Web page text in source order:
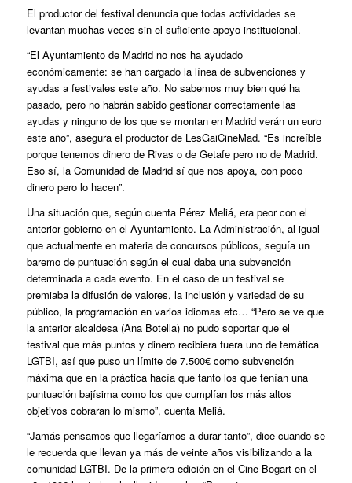
El productor del festival denuncia que todas actividades se
levantan muchas veces sin el suficiente apoyo institucional.
“El Ayuntamiento de Madrid no nos ha ayudado
económicamente: se han cargado la línea de subvenciones y
ayudas a festivales este año. No sabemos muy bien qué ha
pasado, pero no habrán sabido gestionar correctamente las
ayudas y ninguno de los que se montan en Madrid verán un euro
este año”, asegura el productor de LesGaiCineMad. “Es increíble
porque tenemos dinero de Rivas o de Getafe pero no de Madrid.
Eso sí, la Comunidad de Madrid sí que nos apoya, con poco
dinero pero lo hacen”.
Una situación que, según cuenta Pérez Meliá, era peor con el
anterior gobierno en el Ayuntamiento. La Administración, al igual
que actualmente en materia de concursos públicos, seguía un
baremo de puntuación según el cual daba una subvención
determinada a cada evento. En el caso de un festival se
premiaba la difusión de valores, la inclusión y variedad de su
público, la programación en varios idiomas etc… “Pero se ve que
la anterior alcaldesa (Ana Botella) no pudo soportar que el
festival que más puntos y dinero recibiera fuera uno de temática
LGTBI, así que puso un límite de 7.500€ como subvención
máxima que en la práctica hacía que tanto los que tenían una
puntuación bajísima como los que cumplían los más altos
objetivos cobraran lo mismo”, cuenta Meliá.
“Jamás pensamos que llegaríamos a durar tanto”, dice cuando se
le recuerda que llevan ya más de veinte años visibilizando a la
comunidad LGTBI. De la primera edición en el Cine Bogart en el